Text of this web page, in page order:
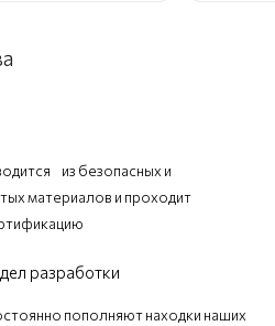
из безопасных и
материалов и проходит
разработки
пополняют находки наших